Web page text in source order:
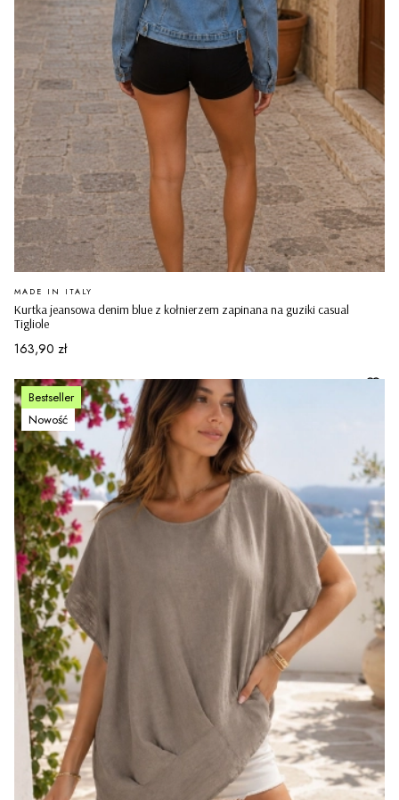
Kurtka jeansowa denim blue z kołnierzem zapinana na guziki casual
Tigliole
PRODUCENT
MADE IN ITALY
Cena
163,90 zł
Bestseller
Nowość